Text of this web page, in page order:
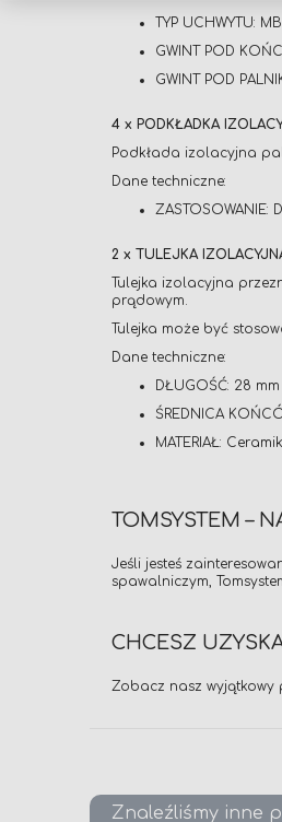
TYP UCHWYTU:
GWINT POD
GWINT POD
4 x PODKŁADKA
Podkłada izolacyjna
Dane techniczne:
2 x TULEJKA
Tulejka izolacyjna
prądowym.
Tulejka może być
Dane techniczne:
DŁUGOŚĆ: 28 mm
ŚREDNICA
MATERIAŁ:
TOMSYSTEM –
Jeśli jesteś
spawalniczym,
CHCESZ
Zobacz nasz wyjątkowy
Znaleźliśmy inne